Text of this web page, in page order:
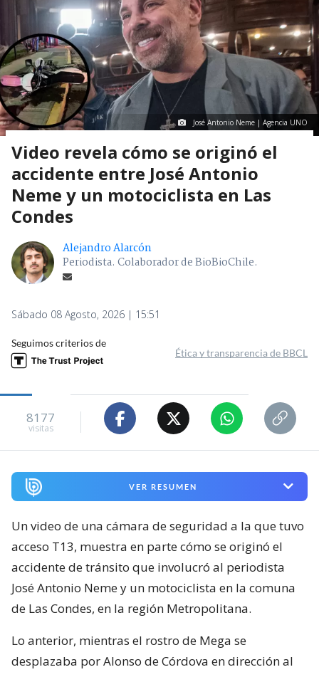
José Antonio Neme | Agencia UNO
Video revela cómo se originó el
accidente entre José Antonio
Neme y un motociclista en Las
Condes
Alejandro Alarcón
Periodista. Colaborador de BioBioChile.
Sábado 08 Agosto, 2026 | 15:51
Seguimos criterios de
Ética y transparencia de BBCL
8177
visitas
VER RESUMEN
Un video de una cámara de seguridad a la que tuvo
acceso T13, muestra en parte cómo se originó el
accidente de tránsito que involucró al periodista
José Antonio Neme y un motociclista en la comuna
de Las Condes, en la región Metropolitana.
Lo anterior, mientras el rostro de Mega se
desplazaba por Alonso de Córdova en dirección al